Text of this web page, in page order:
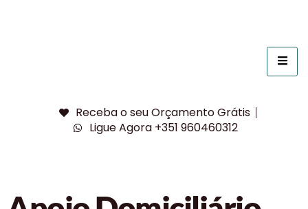
Receba o seu Orçamento Grátis
Ligue Agora +351 960460312